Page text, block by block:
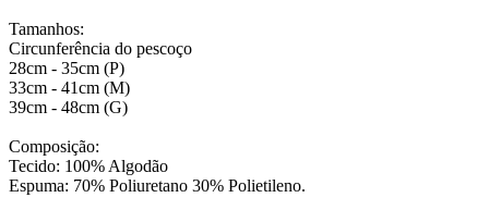
Tamanhos:
Circunferência do pescoço
28cm - 35cm (P)
33cm - 41cm (M)
39cm - 48cm (G)
Composição:
Tecido: 100% Algodão
Espuma: 70% Poliuretano 30% Polietileno.